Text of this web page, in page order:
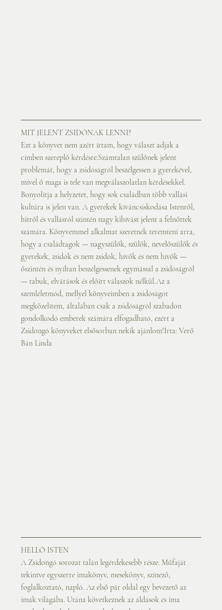
MIT JELENT ZSIDÓNAK LENNI?
Ezt a könyvet nem azért írtam, hogy választ adjak a
címben szereplő kérdésre.Számtalan szülőnek jelent
problémát, hogy a zsidóságról beszélgessen a gyerekével,
mivel ő maga is tele van megválaszolatlan kérdésekkel.
Bonyolítja a helyzetet, hogy sok családban több vallási
kultúra is jelen van. A gyerekek kíváncsiskodása Istenről,
hitről és vallásról szintén nagy kihívást jelent a felnőttek
számára. Könyvemmel alkalmat szeretnék teremteni arra,
hogy a családtagok — nagyszülők, szülők, nevelőszülők és
gyerekek, zsidók és nem zsidók, hívők és nem hívők —
őszintén és nyíltan beszélgessenek egymással a zsidóságról
— tabuk, elvárások és előírt válaszok nélkül.Az a
szemléletmód, mellyel könyveimben a zsidóságot
megközelítem, általában csak a zsidóságról szabadon
gondolkodó emberek számára elfogadható, ezért a
Zsidongó könyveket elsősorban nekik ajánlom!Írta: Verő
Bán Linda
HELLÓ ISTEN
A Zsidongó sorozat talán legérdekesebb része. Műfaját
tekintve egyszerre imakönyv, mesekönyv, színező,
foglalkoztató, napló. Az első pár oldal egy bevezető az
imák világába. Utána következnek az áldások és ima